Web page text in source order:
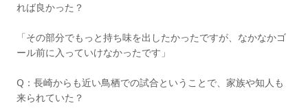
れば良かった？
「その部分でもっと持ち味を出したかったですが、なかなかゴ
ール前に入っていけなかったです」
Q：長崎からも近い鳥栖での試合ということで、家族や知人も
来られていた？